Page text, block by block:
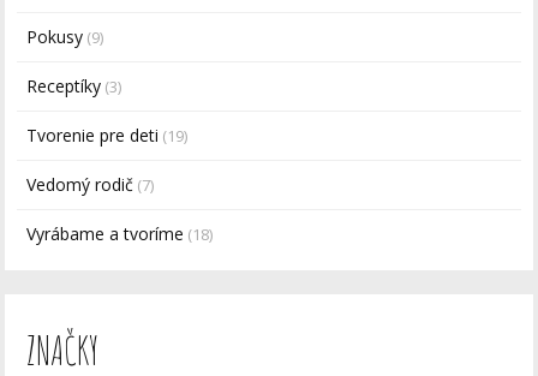
Pokusy (9)
Receptíky (3)
Tvorenie pre deti (19)
Vedomý rodič (7)
Vyrábame a tvoríme (18)
ZNAČKY